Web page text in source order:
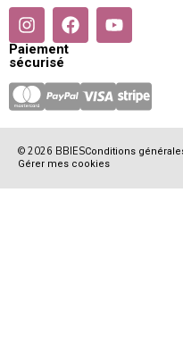
Paiement
sécurisé
© 2026 BBIESConditions
Gérer mes cookies